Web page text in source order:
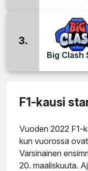
3.
Big Clash
F1-kausi
Vuoden 2022 F1-
kun vuorossa ovat
Varsinainen
20. maaliskuuta.